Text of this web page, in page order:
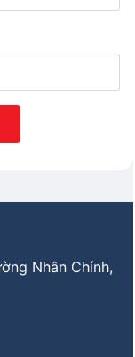
Nhân Chính,